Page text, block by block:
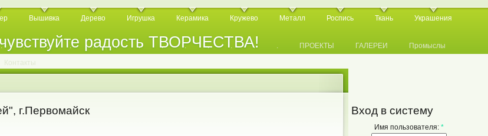
радость ТВОРЧЕСТВА!
Вышивка Дерево Игрушка Керамика Кружево Металл Роспись Ткань Украшения
. . . . . . . . . . . . . ПРОЕКТЫ ГАЛЕРЕИ Промыслы
Контакты
г.Первомайск Вход в систему
Имя пользователя: *